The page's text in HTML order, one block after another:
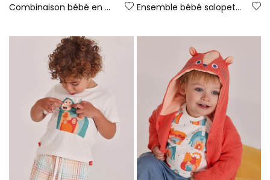
Combinaison bébé en coton blanc Ensemble bébé salopette à carreaux en coton